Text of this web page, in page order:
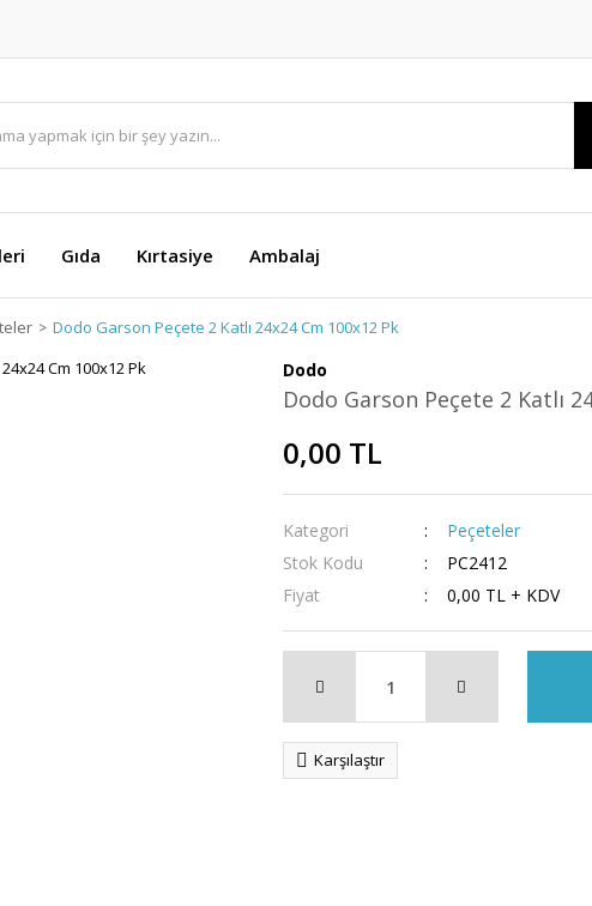
Gıda Kırtasiye Ambalaj
Dodo Garson Peçete 2 Katlı 24x24 Cm 100x12 Pk
Dodo
Dodo Garson Peçete 2 Katlı
0,00 TL
Kategori
Peçeteler
Stok Kodu
PC2412
Fiyat
0,00 TL + KDV
Karşılaştır